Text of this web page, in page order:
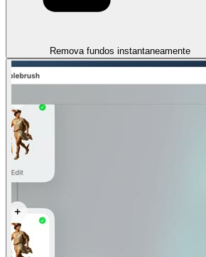
Remova fundos instantaneamente